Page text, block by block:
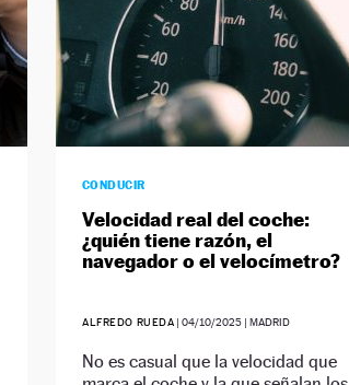
CONDUCIR
Velocidad real del coche:
¿quién tiene razón, el
navegador o el velocímetro?
ALFREDO RUEDA |04/10/2025 | MADRID
No es casual que la velocidad que